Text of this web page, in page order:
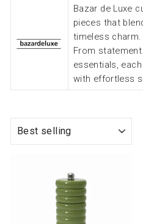
Bazar de Luxe
pieces that
timeless charm.
From
essentials,
with effortless